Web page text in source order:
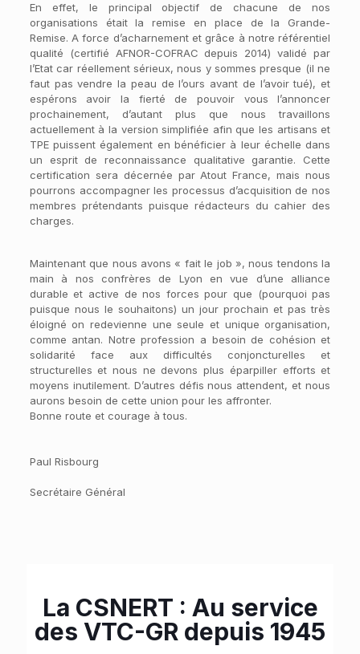
En effet, le principal objectif de chacune de nos
organisations était la remise en place de la Grande-
Remise. A force d’acharnement et grâce à notre référentiel
qualité (certifié AFNOR-COFRAC depuis 2014) validé par
l’Etat car réellement sérieux, nous y sommes presque (il ne
faut pas vendre la peau de l’ours avant de l’avoir tué), et
espérons avoir la fierté de pouvoir vous l’annoncer
prochainement, d’autant plus que nous travaillons
actuellement à la version simplifiée afin que les artisans et
TPE puissent également en bénéficier à leur échelle dans
un esprit de reconnaissance qualitative garantie. Cette
certification sera décernée par Atout France, mais nous
pourrons accompagner les processus d’acquisition de nos
membres prétendants puisque rédacteurs du cahier des
charges.
Maintenant que nous avons « fait le job », nous tendons la
main à nos confrères de Lyon en vue d’une alliance
durable et active de nos forces pour que (pourquoi pas
puisque nous le souhaitons) un jour prochain et pas très
éloigné on redevienne une seule et unique organisation,
comme antan. Notre profession a besoin de cohésion et
solidarité face aux difficultés conjoncturelles et
structurelles et nous ne devons plus éparpiller efforts et
moyens inutilement. D’autres défis nous attendent, et nous
aurons besoin de cette union pour les affronter.
Bonne route et courage à tous.
Paul Risbourg
Secrétaire Général
La CSNERT : Au service
des VTC-GR depuis 1945